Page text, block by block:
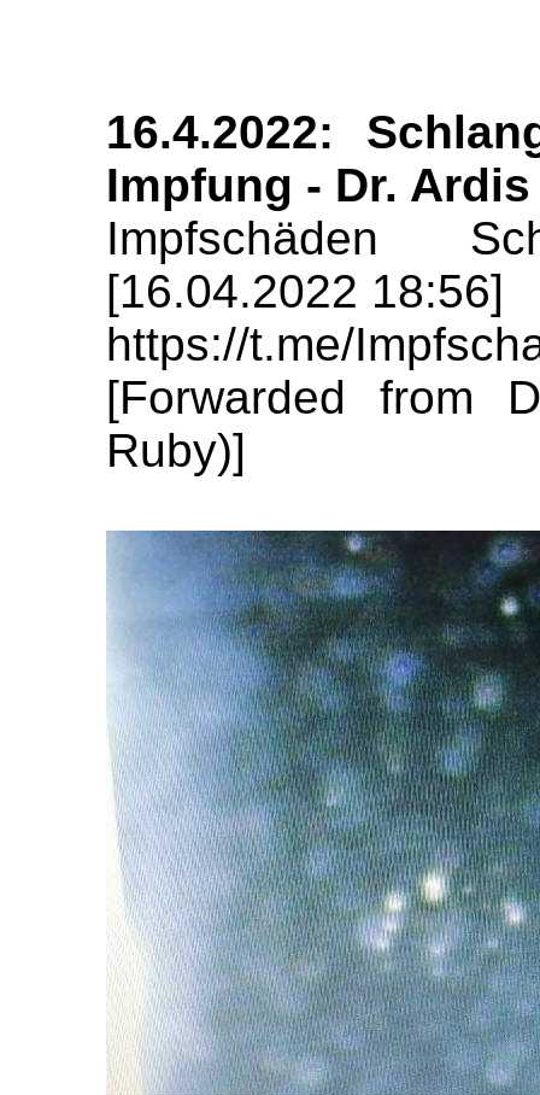
16.4.2022:
Impfung - Dr. Ardis
Impfschäden
[16.04.2022 18:56]
https://t.me/
[Forwarded from
Ruby)]